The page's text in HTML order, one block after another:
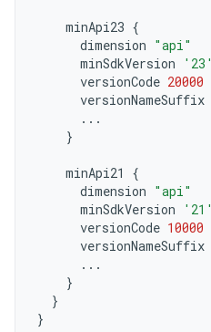
minApi23 {
dimension "api"
minSdkVersion
'23'
versionCode 20000
versionNameSuffix
...
}
minApi21
{
dimension "api"
minSdkVersion
'21'
versionCode 10000
versionNameSuffix
...
}
}
}